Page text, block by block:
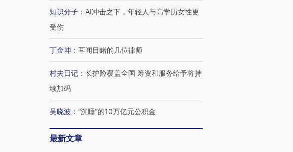
知识分子 ： AI冲击之下，年轻人与高学历女性更
受伤
丁金坤 ： 耳闻目睹的几位律师
村夫日记 ： 长护险覆盖全国 筹资和服务给予将持
续加码
吴晓波 ： “沉睡”的10万亿元公积金
最新文章